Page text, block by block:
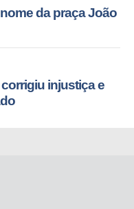
da praça João
injustiça e